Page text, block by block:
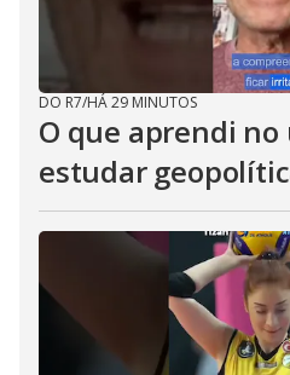
DO R7/HÁ 29 MINUTOS
O que aprendi
estudar